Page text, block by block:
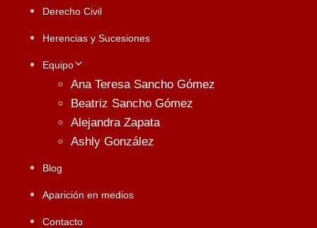
Derecho Civil
Herencias y Sucesiones
Equipo
Ana Teresa Sancho Gómez
Beatriz Sancho Gómez
Alejandra Zapata
Ashly González
Blog
Aparición en medios
Contacto